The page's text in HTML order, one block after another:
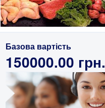
Базова вартість
150000.00 грн.